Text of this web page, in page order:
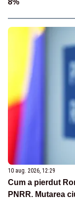
8%
10 aug. 2026, 12:29
Cum a pierdut
PNRR. Mutarea